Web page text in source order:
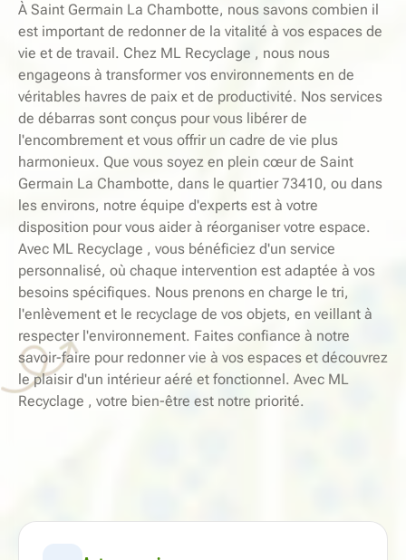
À Saint Germain La Chambotte, nous savons combien il
est important de redonner de la vitalité à vos espaces de
vie et de travail. Chez ML Recyclage , nous nous
engageons à transformer vos environnements en de
véritables havres de paix et de productivité. Nos services
de débarras sont conçus pour vous libérer de
l'encombrement et vous offrir un cadre de vie plus
harmonieux. Que vous soyez en plein cœur de Saint
Germain La Chambotte, dans le quartier 73410, ou dans
les environs, notre équipe d'experts est à votre
disposition pour vous aider à réorganiser votre espace.
Avec ML Recyclage , vous bénéficiez d'un service
personnalisé, où chaque intervention est adaptée à vos
besoins spécifiques. Nous prenons en charge le tri,
l'enlèvement et le recyclage de vos objets, en veillant à
respecter l'environnement. Faites confiance à notre
savoir-faire pour redonner vie à vos espaces et découvrez
le plaisir d'un intérieur aéré et fonctionnel. Avec ML
Recyclage , votre bien-être est notre priorité.